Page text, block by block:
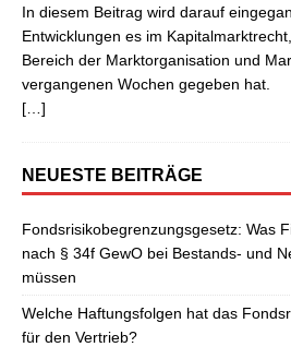
In diesem Beitrag wird darauf
Entwicklungen es im
Bereich der Marktorganisation und
vergangenen Wochen gegeben hat.
[…]
NEUESTE BEITRÄGE
Fondsrisikobegrenzungsgesetz: Was
nach § 34f GewO bei Bestands- und
müssen
Welche Haftungsfolgen hat das
für den Vertrieb?